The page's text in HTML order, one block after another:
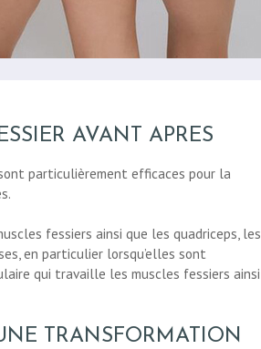
AVANT APRES
particulièrement efficaces pour la
fessiers ainsi que les quadriceps, les
en particulier lorsqu’elles sont
qui travaille les muscles fessiers ainsi
TRANSFORMATION